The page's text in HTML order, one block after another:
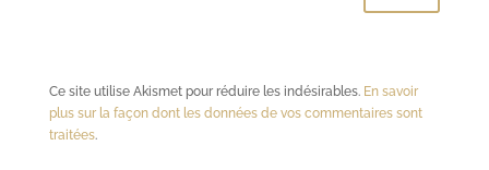
Ce site utilise Akismet pour réduire les indésirables. En savoir
plus sur la façon dont les données de vos commentaires sont
traitées.